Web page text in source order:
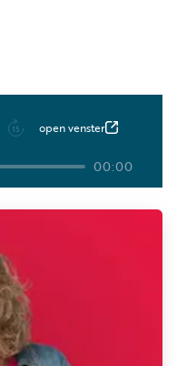
open venster
00:00